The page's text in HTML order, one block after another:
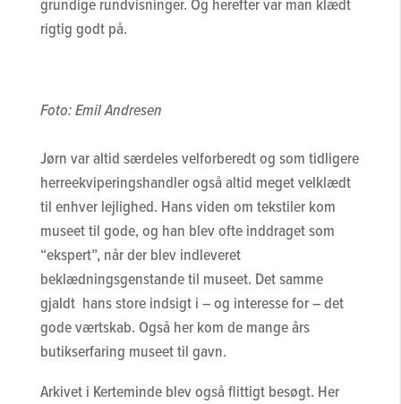
rigtig godt på.
Foto: Emil Andresen
Jørn var altid særdeles velforberedt og som tidligere
herreekviperingshandler også altid meget velklædt
til enhver lejlighed. Hans viden om tekstiler kom
museet til gode, og han blev ofte inddraget som
“ekspert”, når der blev indleveret
beklædningsgenstande til museet. Det samme
gjaldt hans store indsigt i – og interesse for – det
gode værtskab. Også her kom de mange års
butikserfaring museet til gavn.
Arkivet i Kerteminde blev også flittigt besøgt. Her